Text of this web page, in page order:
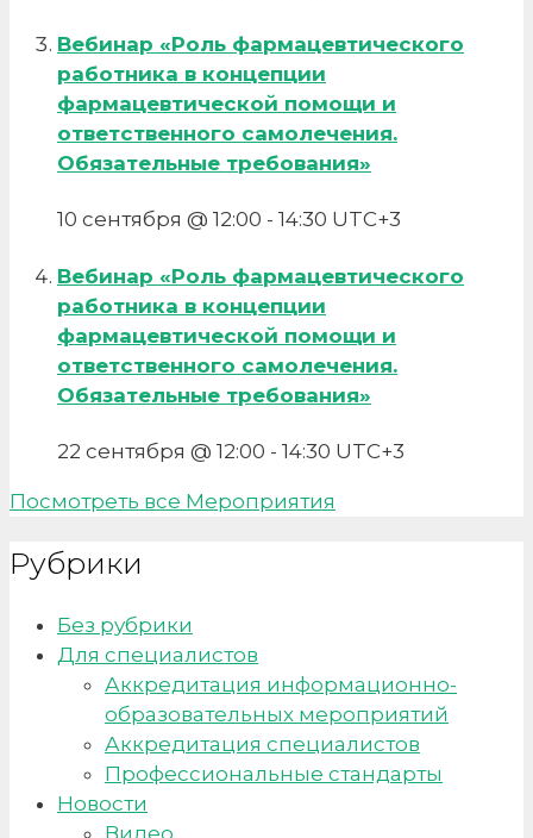
Вебинар «Роль фармацевтического
работника в концепции
фармацевтической помощи и
ответственного самолечения.
Обязательные требования»
10 сентября @ 12:00 - 14:30 UTC+3
Вебинар «Роль фармацевтического
работника в концепции
фармацевтической помощи и
ответственного самолечения.
Обязательные требования»
22 сентября @ 12:00 - 14:30 UTC+3
Посмотреть все Мероприятия
Рубрики
Без рубрики
Для специалистов
Аккредитация информационно-
образовательных мероприятий
Аккредитация специалистов
Профессиональные стандарты
Новости
Видео